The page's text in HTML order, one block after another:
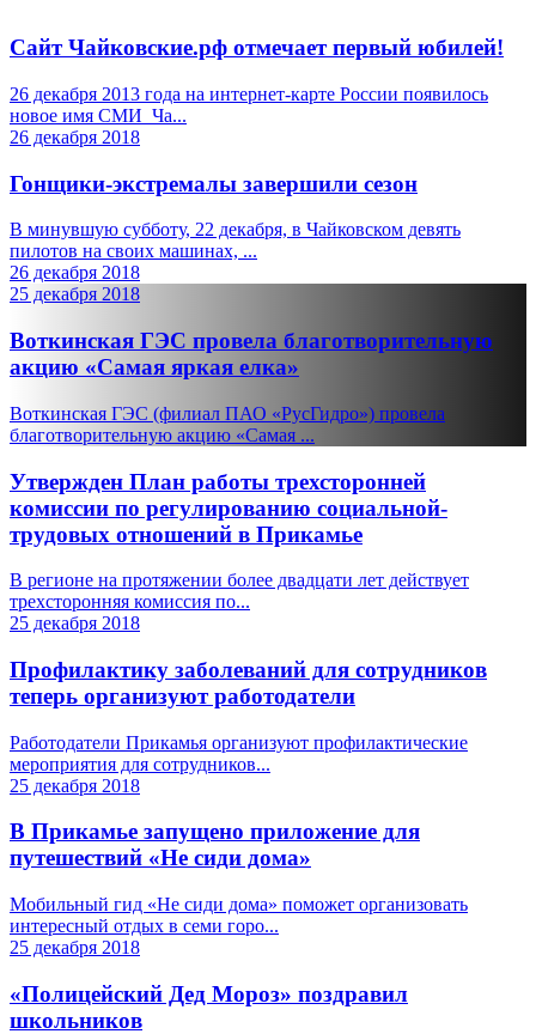
Сайт Чайковские.рф отмечает первый юбилей!
26 декабря 2013 года на интернет-карте России появилось
новое имя СМИ Ча...
26 декабря 2018
Гонщики-экстремалы завершили сезон
В минувшую субботу, 22 декабря, в Чайковском девять
пилотов на своих машинах, ...
26 декабря 2018
25 декабря 2018
Воткинская ГЭС провела благотворительную
акцию «Самая яркая елка»
Воткинская ГЭС (филиал ПАО «РусГидро») провела
благотворительную акцию «Самая ...
Утвержден План работы трехсторонней
комиссии по регулированию социальной-
трудовых отношений в Прикамье
В регионе на протяжении более двадцати лет действует
трехсторонняя комиссия по...
25 декабря 2018
Профилактику заболеваний для сотрудников
теперь организуют работодатели
Работодатели Прикамья организуют профилактические
мероприятия для сотрудников...
25 декабря 2018
В Прикамье запущено приложение для
путешествий «Не сиди дома»
Мобильный гид «Не сиди дома» поможет организовать
интересный отдых в семи горо...
25 декабря 2018
«Полицейский Дед Мороз» поздравил
школьников